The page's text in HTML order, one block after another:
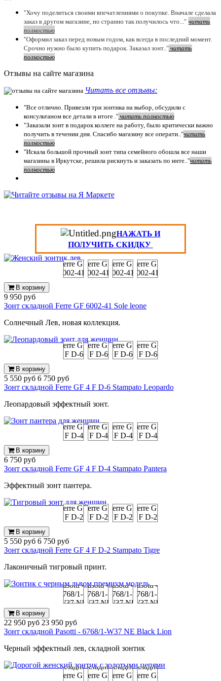
"Хочу поделиться своими впечатлениями о покупке. Вначале сделала
заказ в другом магазине, но странно так получилось что..." читать
полностью
"Оформил заказ перед новым годом, как всегда в последний момент.
Срочно нужно было купить подарок. Заказал зонт.." читать
полностью
Отзывы на сайте магазина
Читать все отзывы:
"Все отлично. Привезли три зонтика на выбор, обсудили с
консультаном все детали в итоге ." читать полностью
"Заказали зонт в подарок коллеге на работу, было критически важно
получить в течении дня. Спасибо магазину все операти.."читать
полностью
"Искала большой прочный зонт типа семейного обошла все наши
магазины в Иркутске, решила рискнуть и заказать по инте.."читать
полностью
НАЖАТЬ И
ПОЛУЧИТЬ СКИДКУ
В корзину
9 950 руб
Зонт складной Ferre GF 6002-41 Sole leone
Солнечный Лев, новая коллекция.
В корзину
5 550 руб 6 750 руб
Зонт складной Ferre GF 4 F D-6 Stampato Leopardo
Леопардовый эффектный зонт.
В корзину
6 750 руб
Зонт складной Ferre GF 4 F D-4 Stampato Pantera
Эффектный зонт пантера.
В корзину
5 550 руб 6 750 руб
Зонт складной Ferre GF 4 F D-2 Stampato Tigre
Лаконичный тигровый принт.
В корзину
22 950 руб 23 950 руб
Зонт складной Pasotti - 6768/1-W37 NE Black Lion
Черный эффектный лев, складной зонтик